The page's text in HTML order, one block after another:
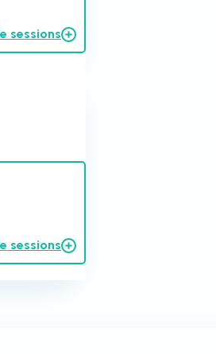
sessions
sessions